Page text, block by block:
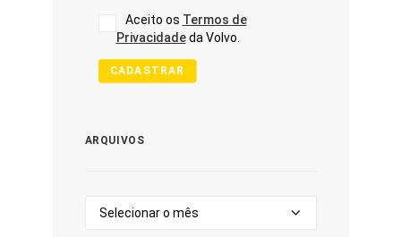
Aceito os Termos de
Privacidadeda Volvo.
CADASTRAR
ARQUIVOS
Arquivos